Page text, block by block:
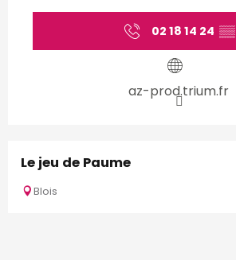
02 18 14 24 ▒▒
az-prod.trium.fr
Le jeu de Paume
Blois